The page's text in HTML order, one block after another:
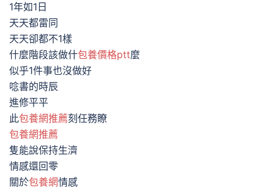
1年如1日
天天都雷同
天天卻都不1樣
什麼階段該做什包養價格ptt麼
似乎1件事也沒做好
唸書的時辰
進修平平
此包養網推薦刻任務瞭
包養網推薦
隻能說保持生濟
情感還回零
關於包養網情感